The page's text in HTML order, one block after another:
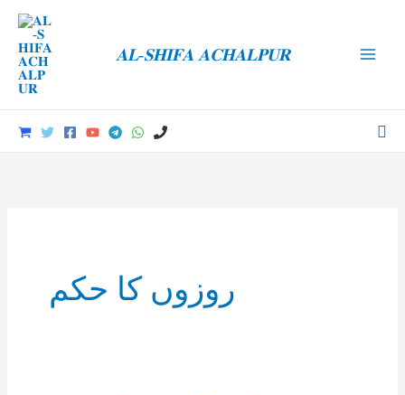
content
𝐀𝐋-𝐒𝐇𝐈𝐅𝐀 𝐀𝐂𝐇𝐀𝐋𝐏𝐔𝐑
روزوں کا حکم